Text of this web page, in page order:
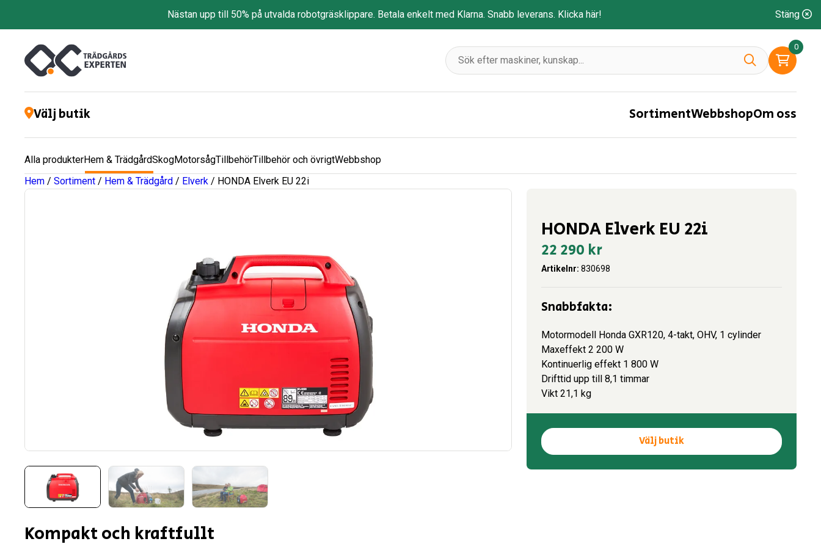
Nästan upp till 50% på utvalda robotgräsklippare. Betala enkelt med Klarna. Snabb leverans. Klicka här! Stäng
0
Välj butik SortimentWebbshopOm oss
Alla produkterHem & TrädgårdSkogMotorsågTillbehörTillbehör och övrigtWebbshop
Hem / Sortiment / Hem & Trädgård / Elverk / HONDA Elverk EU 22i
HONDA Elverk EU 22i
22 290 kr
Artikelnr: 830698
Snabbfakta:
Motormodell Honda GXR120, 4-takt, OHV, 1 cylinder
Maxeffekt 2 200 W
Kontinuerlig effekt 1 800 W
Drifttid upp till 8,1 timmar
Vikt 21,1 kg
Välj butik
Kompakt och kraftfullt